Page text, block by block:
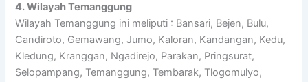
4. Wilayah Temanggung
Wilayah Temanggung ini meliputi : Bansari, Bejen, Bulu,
Candiroto, Gemawang, Jumo, Kaloran, Kandangan, Kedu,
Kledung, Kranggan, Ngadirejo, Parakan, Pringsurat,
Selopampang, Temanggung, Tembarak, Tlogomulyo,